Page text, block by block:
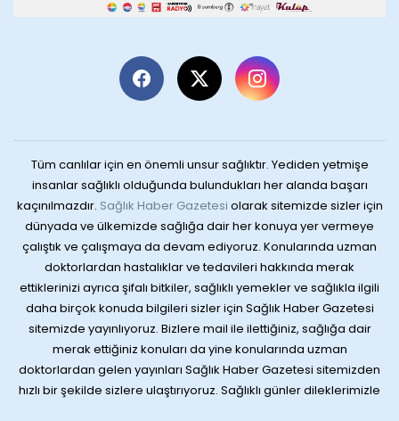
Tüm canlılar için en önemli unsur sağlıktır. Yediden yetmişe
insanlar sağlıklı olduğunda bulundukları her alanda başarı
kaçınılmazdır. Sağlık Haber Gazetesi olarak sitemizde sizler için
dünyada ve ülkemizde sağlığa dair her konuya yer vermeye
çalıştık ve çalışmaya da devam ediyoruz. Konularında uzman
doktorlardan hastalıklar ve tedavileri hakkında merak
ettiklerinizi ayrıca şifalı bitkiler, sağlıklı yemekler ve sağlıkla ilgili
daha birçok konuda bilgileri sizler için Sağlık Haber Gazetesi
sitemizde yayınlıyoruz. Bizlere mail ile ilettiğiniz, sağlığa dair
merak ettiğiniz konuları da yine konularında uzman
doktorlardan gelen yayınları Sağlık Haber Gazetesi sitemizden
hızlı bir şekilde sizlere ulaştırıyoruz. Sağlıklı günler dileklerimizle